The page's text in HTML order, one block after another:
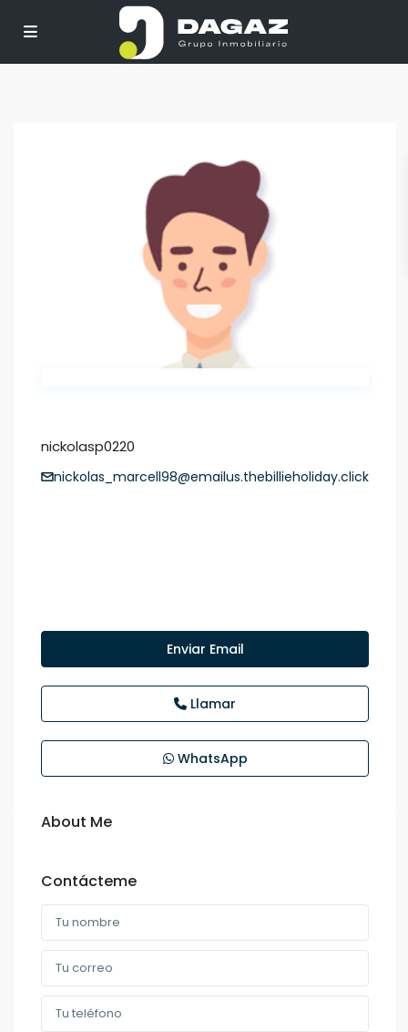
nickolasp0220
nickolas_marcell98@emailus.thebillieholiday.click
Enviar Email
Llamar
WhatsApp
About Me
Contácteme